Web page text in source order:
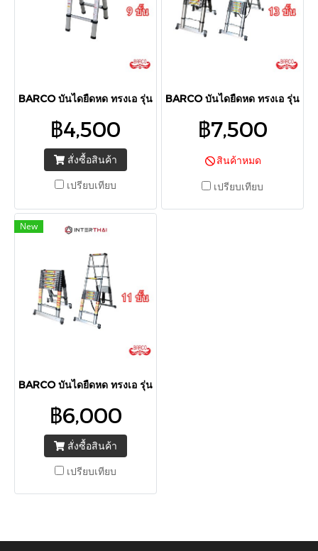
BARCO บันไดยืดหด ทรงเอ รุ่น 9 ขั้น 2.60 เมตร
฿4,500
สั่งซื้อสินค้า
เปรียบเทียบ
BARCO บันไดยืดหด ทรงเอ รุ่น 13
฿7,500
สินค้าหมด
เปรียบเทียบ
New
BARCO บันไดยืดหด ทรงเอ รุ่น 11 ขั้น 3.20 เมตร
฿6,000
สั่งซื้อสินค้า
เปรียบเทียบ